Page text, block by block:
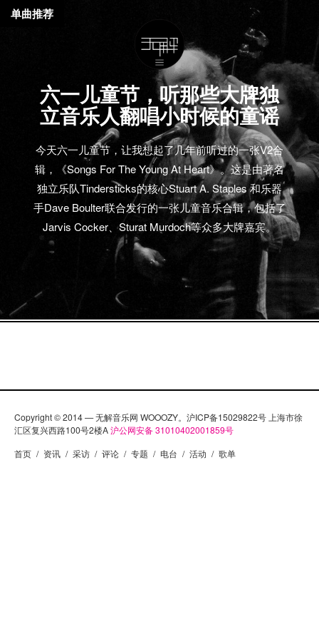
六一儿童节，听那些大牌独
立音乐人翻唱小时候的童谣
今天六一儿童节，让我想起了几年前听过的一张V2合
辑，《Songs For The Young At Heart》。这是由著名
独立乐队Tindersticks的核心Stuart A. Staples 和乐器
手Dave Boulter联合发行的一张儿童音乐合辑，包括了
Jarvis Cocker、Sturat Murdoch等众多大牌嘉宾。
单曲推荐
Copyright © 2014 — 无解音乐网 WOOOZY。沪ICP备15029822号 上海市徐
汇区复兴西路100号2楼A沪公网安备 31010402001859号
首页 / 资讯 / 采访 / 评论 / 专题 / 电台 / 活动 / 歌单